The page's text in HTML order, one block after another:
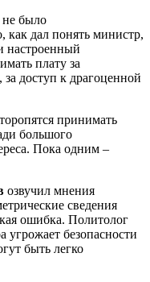
было
как дал понять министр,
настроенный
плату за
доступ к драгоценной
принимать
большого
Пока одним –
озвучил мнения
сведения
ошибка. Политолог
угрожает безопасности
быть легко